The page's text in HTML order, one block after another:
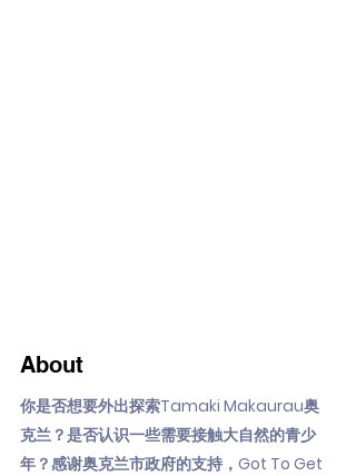
About
你是否想要外出探索Tamaki Makaurau奥
克兰？是否认识一些需要接触大自然的青少
年？感谢奥克兰市政府的支持，Got To Get